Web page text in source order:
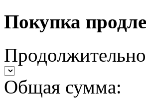
Покупка
Общая сумма: